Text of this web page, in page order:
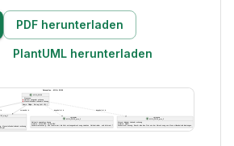
PDF herunterladen
PlantUML herunterladen